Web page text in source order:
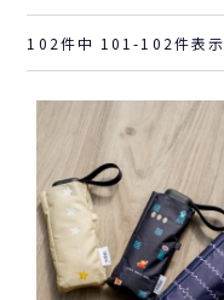
102件中 101-102件表示